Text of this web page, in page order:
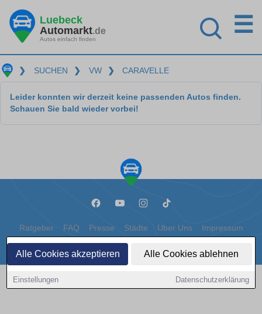
Alle Cookies akzeptieren Alle Cookies ablehnen
Einstellungen Datenschutzerklärung
Luebeck
Automarkt.de
Autos einfach finden
☰
❯ SUCHEN ❯ VW ❯ CARAVELLE
Leider konnten wir derzeit keine passenden Autos finden.
Schauen Sie bald wieder vorbei!
Ratgeber FAQ Presse Städte Über Uns Impressum
Datenschutz Cookies
Copyright © 2000 - 2026 | 1A Infosysteme GmbH | Content by: 1a-sites-autos